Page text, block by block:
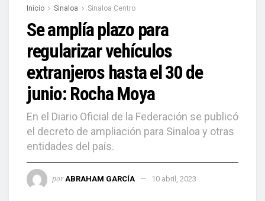
Inicio Sinaloa Sinaloa Centro
Se amplía plazo para
regularizar vehículos
extranjeros hasta el 30 de
junio: Rocha Moya
En el Diario Oficial de la Federación se publicó
el decreto de ampliación para Sinaloa y otras
entidades del país.
por ABRAHAM GARCÍA 10 abril, 2023